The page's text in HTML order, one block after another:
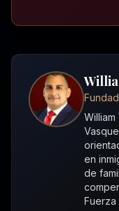
en
de
Fuerza